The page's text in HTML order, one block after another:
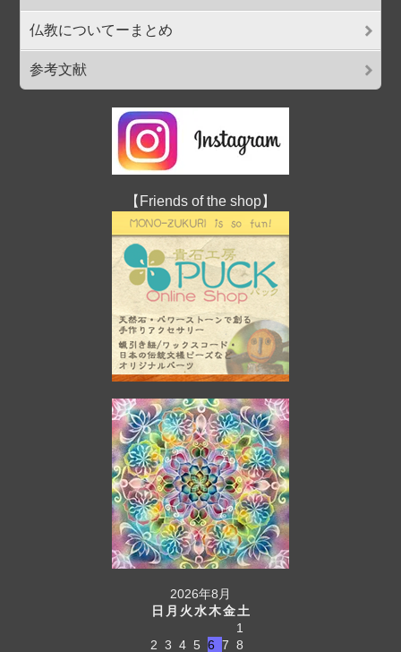
仏教についてーまとめ
参考文献
【Friends of the shop】
2026年8月
日 月 火水木金土
1
2 3 4 5 6 7 8